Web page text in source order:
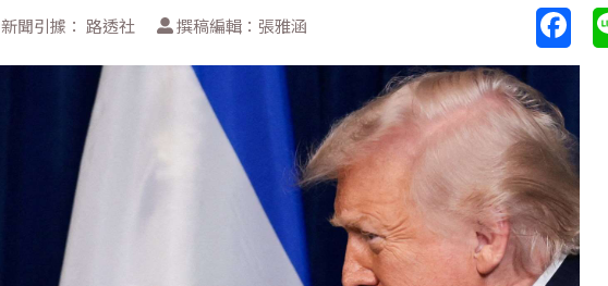
新聞引據： 路透社 撰稿編輯：張雅涵